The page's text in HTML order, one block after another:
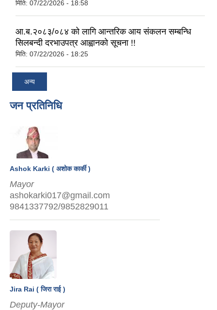
मिति: 07/22/2026 - 18:58
आ.ब.२०८३/०८४ को लागि आन्तरिक आय संकलन सम्बन्धि
सिलबन्दी दरभाउपत्र आह्वानको सूचना !!
मिति: 07/22/2026 - 18:25
अन्य
जन प्रतिनिधि
Ashok Karki ( अशोक कार्की )
Mayor
ashokarki017@gmail.com
9841337792/9852829011
Jira Rai ( जिरा राई )
Deputy-Mayor